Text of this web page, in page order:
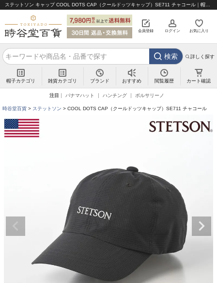
会員登録 ログイン お気に入り
検索 詳しく探す
帽子カテゴリ 雑貨カテゴリ ブランド おすすめ 閲覧履歴 カート確認
注目 パナマハット ハンチング ボルサリーノ
時谷堂百貨 ステットソン COOL DOTS CAP（クールドッツキャップ）SE711 チャコール